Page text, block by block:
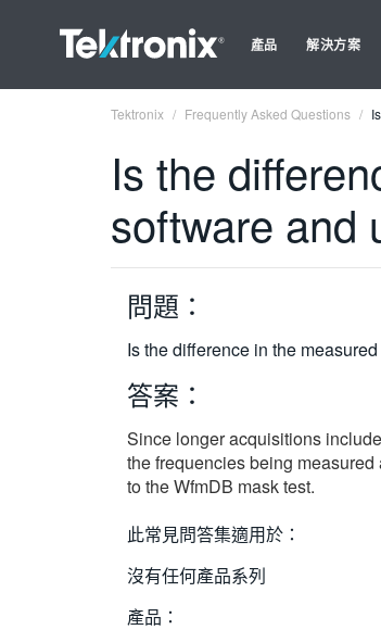
產品 解決方案
Tektronix Frequently Asked Questions
Is the
software and
問題：
Is the difference in the
答案：
Since longer acquisitions
the frequencies being
to the WfmDB mask test.
此常見問答集適用於：
沒有任何產品系列
產品：